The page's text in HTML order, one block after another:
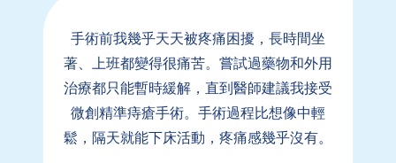
手術前我幾乎天天被疼痛困擾，長時間坐
著、上班都變得很痛苦。嘗試過藥物和外用
治療都只能暫時緩解，直到醫師建議我接受
微創精準痔瘡手術。手術過程比想像中輕
鬆，隔天就能下床活動，疼痛感幾乎沒有。